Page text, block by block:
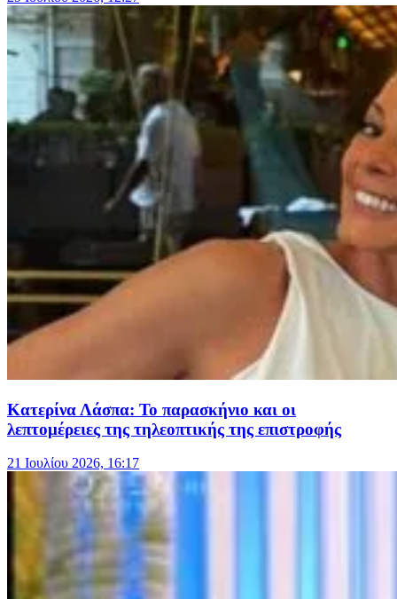
Κατερίνα Λάσπα: Το παρασκήνιο και οι
λεπτομέρειες της τηλεοπτικής της επιστροφής
21 Ιουλίου 2026, 16:17